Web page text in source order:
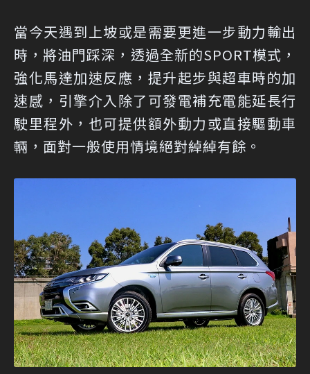
當今天遇到上坡或是需要更進一步動力輸出
時，將油門踩深，透過全新的SPORT模式，
強化馬達加速反應，提升起步與超車時的加
速感，引擎介入除了可發電補充電能延長行
駛里程外，也可提供額外動力或直接驅動車
輛，面對一般使用情境絕對綽綽有餘。